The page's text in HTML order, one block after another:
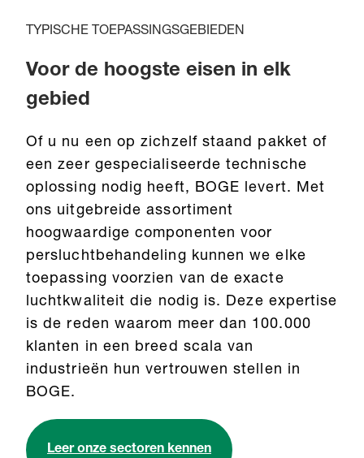
TYPISCHE TOEPASSINGSGEBIEDEN
Voor de hoogste eisen in elk
gebied
Of u nu een op zichzelf staand pakket of
een zeer gespecialiseerde technische
oplossing nodig heeft, BOGE levert. Met
ons uitgebreide assortiment
hoogwaardige componenten voor
persluchtbehandeling kunnen we elke
toepassing voorzien van de exacte
luchtkwaliteit die nodig is. Deze expertise
is de reden waarom meer dan 100.000
klanten in een breed scala van
industrieën hun vertrouwen stellen in
BOGE.
Leer onze sectoren kennen